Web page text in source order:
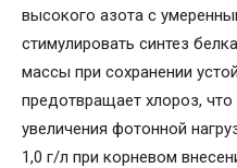
высокого азота с
стимулировать синтез
массы при сохранении
предотвращает хлороз,
увеличения фотонной
1,0 г/л при корневом